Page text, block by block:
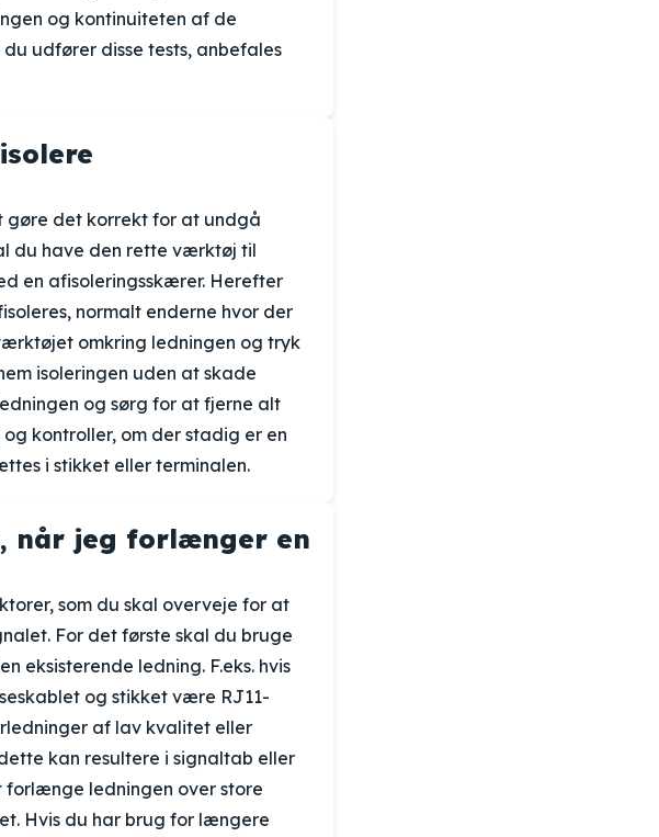
og kontinuiteten af de
udfører disse tests, anbefales
gøre det korrekt for at undgå
du have den rette værktøj til
en afisoleringsskærer. Herefter
normalt enderne hvor der
omkring ledningen og tryk
isoleringen uden at skade
og sørg for at fjerne alt
kontroller, om der stadig er en
i stikket eller terminalen.
når jeg forlænger en
som du skal overveje for at
For det første skal du bruge
eksisterende ledning. F.eks. hvis
og stikket være RJ11-
af lav kvalitet eller
kan resultere i signaltab eller
forlænge ledningen over store
Hvis du har brug for længere